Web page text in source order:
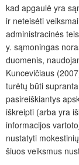
kad apgaulė yra
ir neteisėti
administracinės
y. sąmoningas
duomenis,
Kuncevičiaus
turėtų būti
pasireiškiantys
iškreipti (arba yra
informacijos
nustatyti
šiuos veiksmus